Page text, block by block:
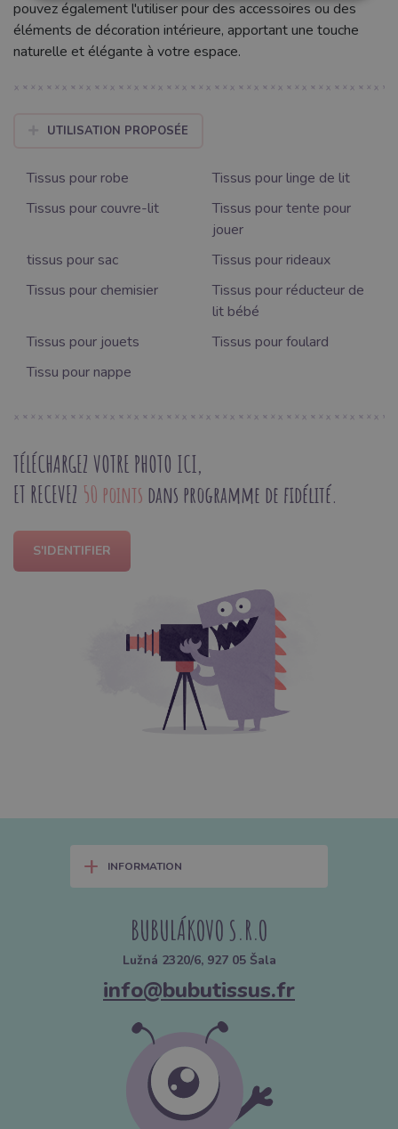
pouvez également l'utiliser pour des accessoires ou des
éléments de décoration intérieure, apportant une touche
naturelle et élégante à votre espace.
UTILISATION PROPOSÉE
Tissus pour robe
Tissus pour linge de lit
Tissus pour couvre-lit
Tissus pour tente pour
jouer
tissus pour sac
Tissus pour rideaux
Tissus pour chemisier
Tissus pour réducteur de
lit bébé
Tissus pour jouets
Tissus pour foulard
Tissu pour nappe
TÉLÉCHARGEZ VOTRE PHOTO ICI,
ET RECEVEZ 50 points dans programme de fidélité.
S'IDENTIFIER
+ INFORMATION
BUBULÁKOVO S.R.O
Lužná 2320/6, 927 05 Šala
info@bubutissus.fr